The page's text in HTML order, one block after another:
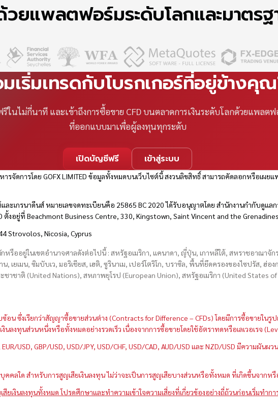
ยแพลตฟอร์มระดับโลกและมาตรฐ
เริ่มเทรดกับโบรกเกอร์ที่อยู่ข้างคุ
ในไม่กี่นาที และเข้าถึงการซื้อขาย CFD บนตลาดการเงินระดับโลกด้วยแพลตฟ
ที่ออกแบบมาเพื่อผู้ลงทุนทุกระดับ
เปิดบัญชีฟรี เข้าสู่ระบบ
ารจัดการโดย GOFX LIMITED ข้อมูลทั้งหมดบนเว็บไซต์นี้ สงวนลิขสิทธิ์ สามารถคัดลอกหรือเผ
ละเกรนาดีนส์ หมายเลขจดทะเบียนคือ 25865 BC 2020 ได้รับอนุญาตโดย สำนักงานกำกับดูแล
ตั้งอยู่ที่ Beachmont Business Centre, 330, Kingstown, Saint Vincent and the Grenadines
Strovolos, Nicosia, Cyprus
รืออยู่ในเขตอำนาจศาลดังต่อไปนี้ : สหรัฐอเมริกา, แคนาดา, ญี่ปุ่น, เกาหลีใต้, สหราชอาณาจั
, เยเมน, ซิมบับเว, มอริเชียส, เฮติ, ซูรินาเม, เปอร์โตริโก, บราซิล, พื้นที่ยึดครองของไซปรัส, ฮ่อ
าชาติ (United Nations), สหภาพยุโรป (European Union), สหรัฐอเมริกา (United States
น ซึ่งเรียกว่าสัญญาซื้อขายส่วนต่าง (Contracts for Difference – CFDs) โดยมีการซื้อขายใ
นลงทุนส่วนหนึ่งหรือทั้งหมดอย่างรวดเร็ว เนื่องจากการซื้อขายโดยใช้อัตราทดหรือเลเวอเรจ
USD, GBP/USD, USD/JPY, USD/CHF, USD/CAD, AUD/USD และ NZD/USD มีความผัน
คลใด สำหรับการสูญเสียเงินลงทุน ไม่ว่าจะเป็นการสูญเสียบางส่วนหรือทั้งหมด ที่เกิดขึ้นจากหรื
เงินลงทุนทั้งหมด โปรดศึกษาและทำความเข้าใจความเสี่ยงที่เกี่ยวข้องอย่างถี่ถ้วนก่อนเริ่มทำกา